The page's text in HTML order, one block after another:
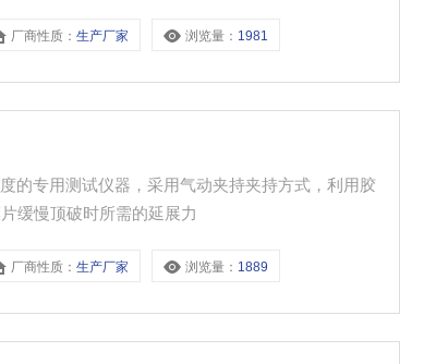
厂商性质：生产厂家 浏览量： 1981
的专用测试仪器，采用气动夹持夹持方式，利用胶
缓慢顶破时所需的延展力
厂商性质：生产厂家 浏览量： 1889